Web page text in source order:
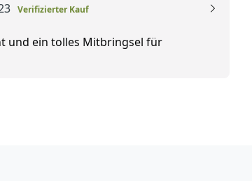
Verifizierter Kauf
und ein tolles Mitbringsel für